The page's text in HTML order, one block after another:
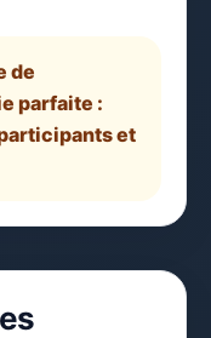
de
parfaite :
et